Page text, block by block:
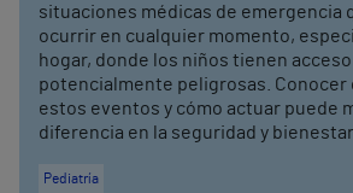
situaciones médicas de emergencia
ocurrir en cualquier momento,
hogar, donde los niños tienen
potencialmente peligrosas. Conocer
estos eventos y cómo actuar puede
diferencia en la seguridad y
Pediatría